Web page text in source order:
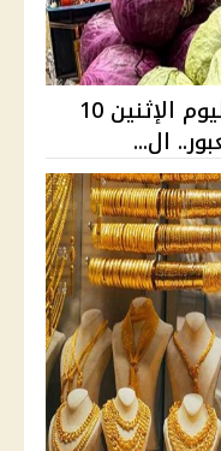
أسعار الخضروات والفاكهة اليوم الإثنين 10